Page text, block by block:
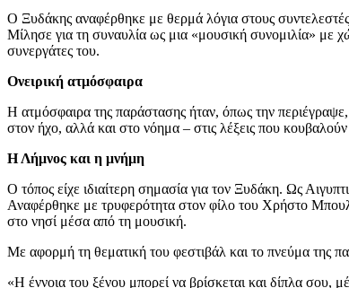
Ο Ξυδάκης αναφέρθηκε με θερμά λόγια στους
Μίλησε για τη συναυλία ως μια «μουσική συνομιλία» με
συνεργάτες του.
Ονειρική ατμόσφαιρα
Η ατμόσφαιρα της παράστασης ήταν, όπως την
στον ήχο, αλλά και στο νόημα – στις λέξεις που κουβαλούν
Η Λήμνος και η μνήμη
Ο τόπος είχε ιδιαίτερη σημασία για τον Ξυδάκη. Ως
Αναφέρθηκε με τρυφερότητα στον φίλο του Χρήστο
στο νησί μέσα από τη μουσική.
Με αφορμή τη θεματική του φεστιβάλ και το πνεύμα της
«Η έννοια του ξένου μπορεί να βρίσκεται και δίπλα σου,